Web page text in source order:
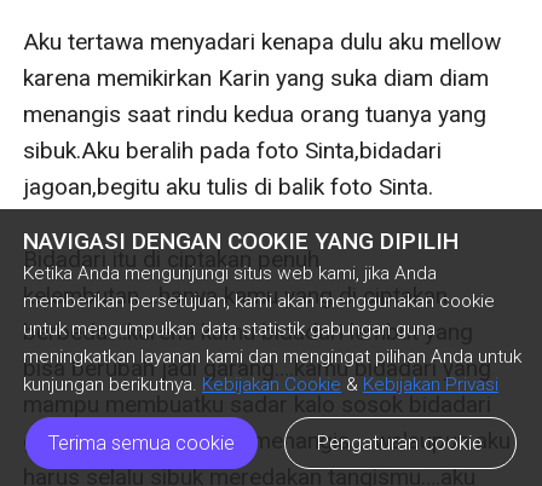
NAVIGASI DENGAN COOKIE YANG DIPILIH
Ketika Anda mengunjungi situs web kami, jika Anda
memberikan persetujuan, kami akan menggunakan cookie
untuk mengumpulkan data statistik gabungan guna
meningkatkan layanan kami dan mengingat pilihan Anda untuk
kunjungan berikutnya. Kebijakan Cookie & Kebijakan Privasi
Terima semua cookie Pengaturan cookie